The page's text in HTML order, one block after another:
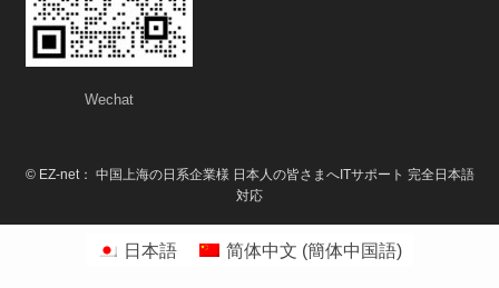
Wechat
©EZ-net： 中国上海の日系企業様 日本人の皆さまへITサポート 完全日本語
対応
日本語 简体中文 (簡体中国語)